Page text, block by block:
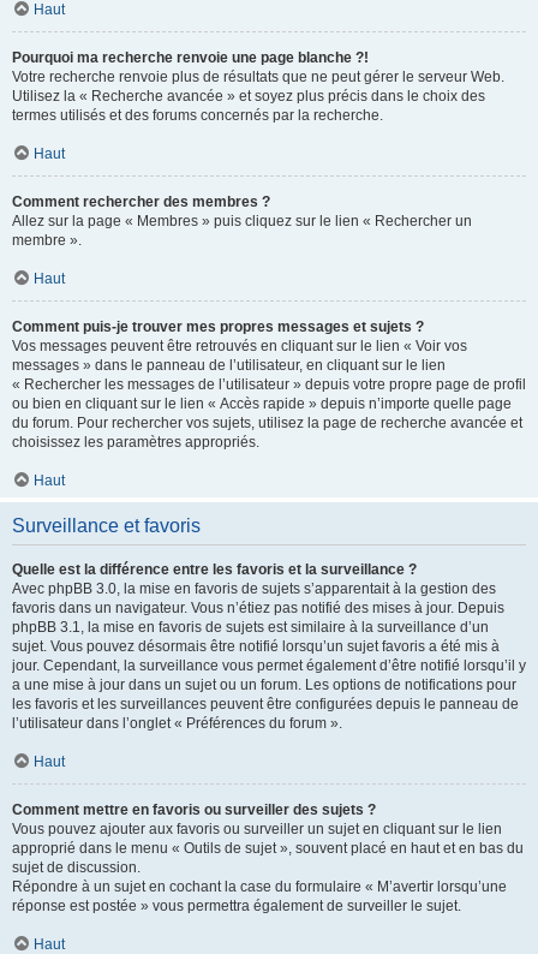
Haut
Pourquoi ma recherche renvoie une page blanche ?!
Votre recherche renvoie plus de résultats que ne peut gérer le serveur Web.
Utilisez la « Recherche avancée » et soyez plus précis dans le choix des
termes utilisés et des forums concernés par la recherche.
Haut
Comment rechercher des membres ?
Allez sur la page « Membres » puis cliquez sur le lien « Rechercher un
membre ».
Haut
Comment puis-je trouver mes propres messages et sujets ?
Vos messages peuvent être retrouvés en cliquant sur le lien « Voir vos
messages » dans le panneau de l’utilisateur, en cliquant sur le lien
« Rechercher les messages de l’utilisateur » depuis votre propre page de profil
ou bien en cliquant sur le lien « Accès rapide » depuis n’importe quelle page
du forum. Pour rechercher vos sujets, utilisez la page de recherche avancée et
choisissez les paramètres appropriés.
Haut
Surveillance et favoris
Quelle est la différence entre les favoris et la surveillance ?
Avec phpBB 3.0, la mise en favoris de sujets s’apparentait à la gestion des
favoris dans un navigateur. Vous n’étiez pas notifié des mises à jour. Depuis
phpBB 3.1, la mise en favoris de sujets est similaire à la surveillance d’un
sujet. Vous pouvez désormais être notifié lorsqu’un sujet favoris a été mis à
jour. Cependant, la surveillance vous permet également d’être notifié lorsqu’il y
a une mise à jour dans un sujet ou un forum. Les options de notifications pour
les favoris et les surveillances peuvent être configurées depuis le panneau de
l’utilisateur dans l’onglet « Préférences du forum ».
Haut
Comment mettre en favoris ou surveiller des sujets ?
Vous pouvez ajouter aux favoris ou surveiller un sujet en cliquant sur le lien
approprié dans le menu « Outils de sujet », souvent placé en haut et en bas du
sujet de discussion.
Répondre à un sujet en cochant la case du formulaire « M’avertir lorsqu’une
réponse est postée » vous permettra également de surveiller le sujet.
Haut